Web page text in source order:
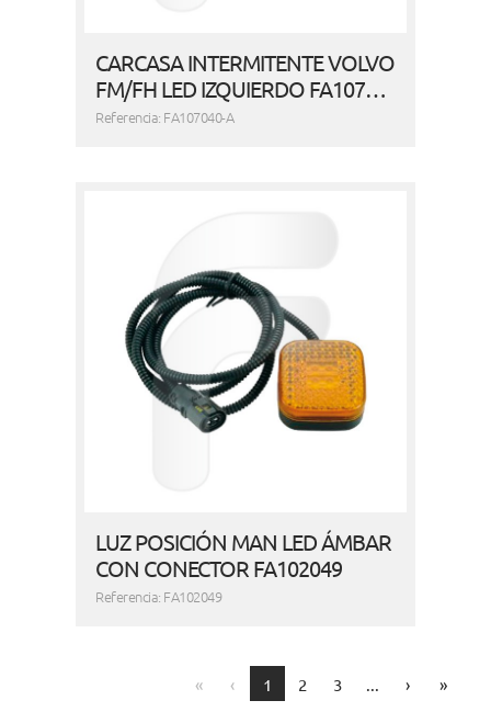
CARCASA INTERMITENTE VOLVO
FM/FH LED IZQUIERDO FA107…
Referencia: FA107040-A
LUZ POSICIÓN MAN LED ÁMBAR
CON CONECTOR FA102049
Referencia: FA102049
«First‹Previous
1 2 3 ... ›Next»Last